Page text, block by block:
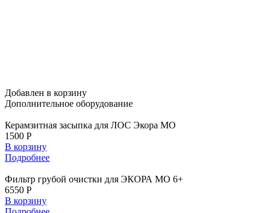
Добавлен в корзину
Дополнительное оборудование
Керамзитная засыпка для ЛОС Экора МО
1500 Р
В корзину
Подробнее
Фильтр грубой очистки для ЭКОРА МО 6+
6550 Р
В корзину